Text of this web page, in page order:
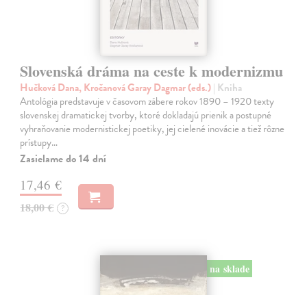
Slovenská dráma na ceste k modernizmu
Hučková Dana, Kročanová Garay Dagmar (eds.)| Kniha
Antológia predstavuje v časovom zábere rokov 1890 – 1920 texty
slovenskej dramatickej tvorby, ktoré dokladajú prienik a postupné
vyhraňovanie modernistickej poetiky, jej cielené inovácie a tiež rôzne
prístupy…
Zasielame do 14 dní
17,46 €
18,00 € ?
na sklade